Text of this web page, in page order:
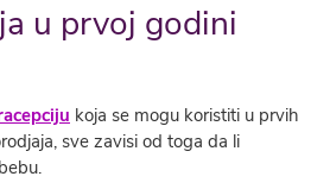
u prvoj godini
koja se mogu koristiti u prvih
sve zavisi od toga da li